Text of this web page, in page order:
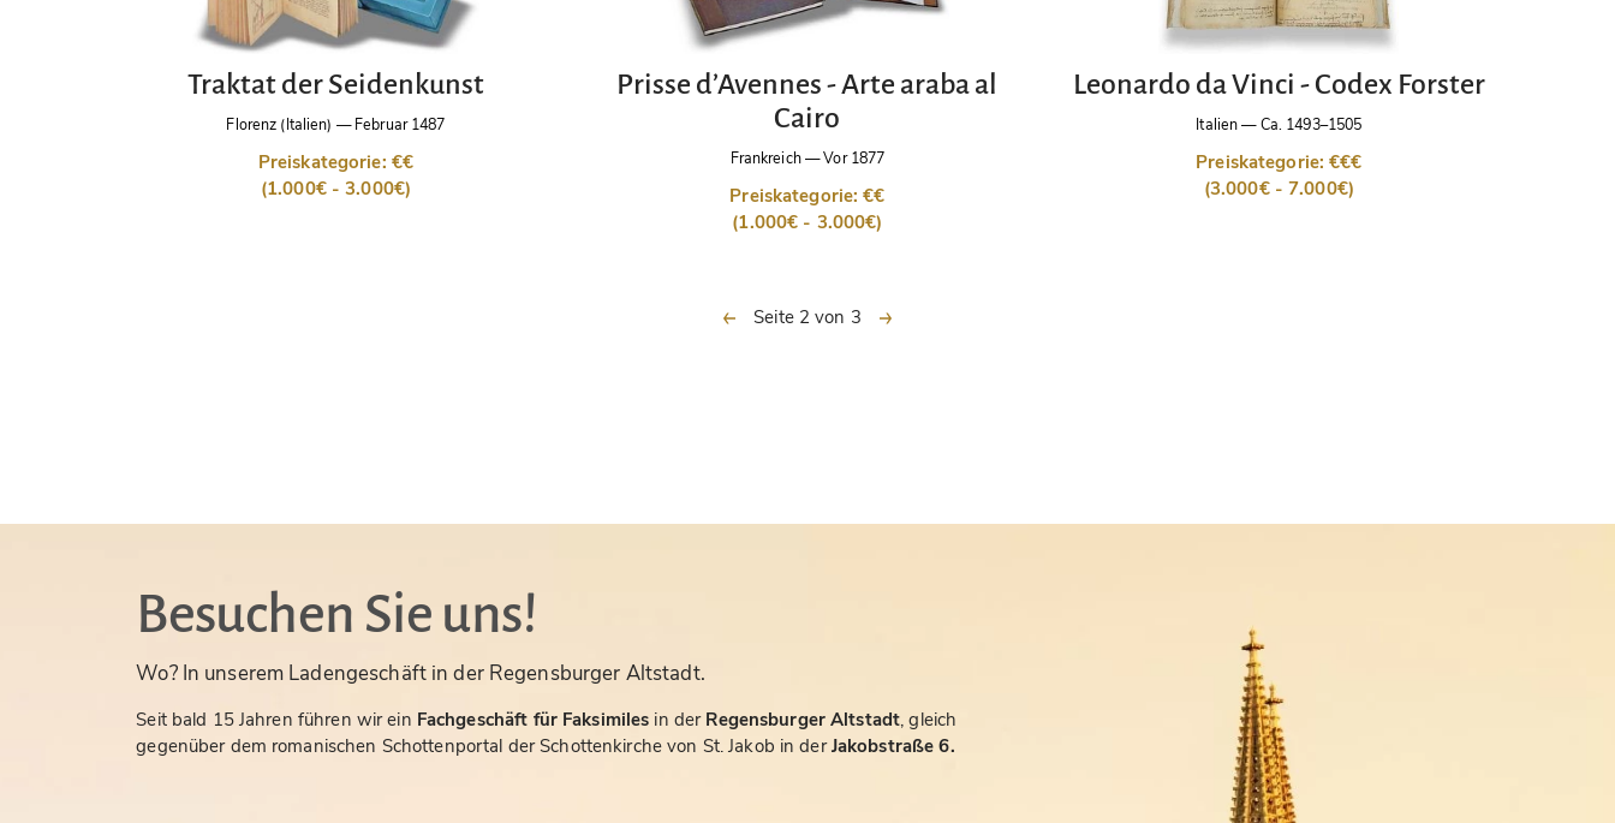
Traktat der Seidenkunst
Florenz (Italien) —Februar 1487
Preiskategorie: €€
(1.000€ - 3.000€)
Prisse d’Avennes - Arte araba al
Cairo
Frankreich—Vor 1877
Preiskategorie: €€
(1.000€ - 3.000€)
Leonardo da Vinci - Codex Forster
Italien—Ca. 1493–1505
Preiskategorie: €€€
(3.000€ - 7.000€)
vorherige
Seite 2 von 3 nächste
Besuchen Sie uns!
Wo? In unserem Ladengeschäft in der Regensburger Altstadt.
Seit bald 15 Jahren führen wir ein Fachgeschäft für Faksimiles in der Regensburger Altstadt, gleich
gegenüber dem romanischen Schottenportal der Schottenkirche von St. Jakob in derJakobstraße 6.